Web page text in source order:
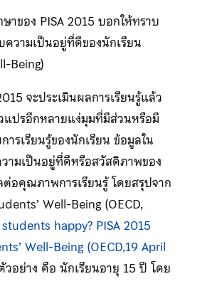
าของ PISA 2015 บอกให้ทราบ
ความเป็นอยู่ที่ดีของนักเรียน
Being)
จะประเมินผลการเรียนรู้แล้ว
แปรอีกหลายแง่มุมที่มีส่วนหรือมี
รเรียนรู้ของนักเรียน ข้อมูลใน
ามเป็นอยู่ที่ดีหรือสวัสดิภาพของ
อคุณภาพการเรียนรู้ โดยสรุปจาก
Well-Being (OECD,
happy? PISA 2015
Well-Being (OECD,19 April
อย่าง คือ นักเรียนอายุ 15 ปี โดย